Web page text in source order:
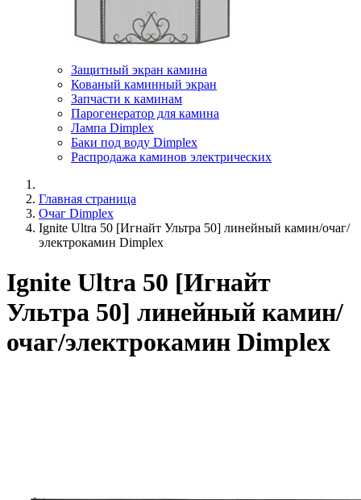
Защитный экран камина
Кованый каминный экран
Запчасти к каминам
Парогенератор для камина
Лампа Dimplex
Баки под воду Dimplex
Распродажа каминов электрических
Главная страница
Очаг Dimplex
Ignite Ultra 50 [Игнайт Ультра 50] линейный камин/очаг/
электрокамин Dimplex
Ignite Ultra 50 [Игнайт
Ультра 50] линейный камин/
очаг/электрокамин Dimplex